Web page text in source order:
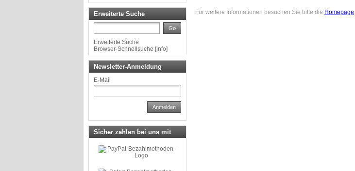
Für weitere Informationen besuchen Sie bitte die Homepage
Erweiterte Suche
Go
Erweiterte Suche
Browser-Schnellsuche [info]
Newsletter-Anmeldung
E-Mail
Anmelden
Sicher zahlen bei uns mit